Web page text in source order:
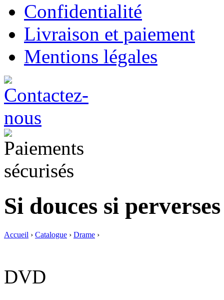
Confidentialité
Livraison et paiement
Mentions légales
Si douces si perverses
Accueil › Catalogue › Drame ›
DVD